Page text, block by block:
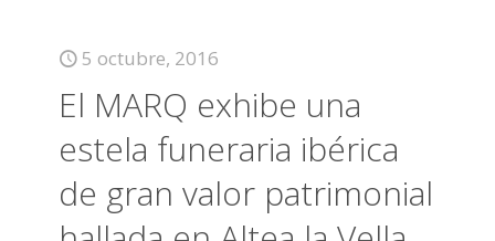
5 octubre, 2016
El MARQ exhibe una
estela funeraria ibérica
de gran valor patrimonial